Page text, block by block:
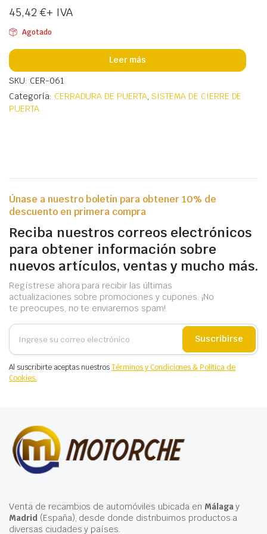
45,42 €+ IVA
Agotado
Leer más
SKU: CER-061
Categoría: CERRADURA DE PUERTA,SISTEMA DE CIERRE DE
PUERTA
Únase a nuestro boletín para obtener 10% de
descuento en primera compra
Reciba nuestros correos electrónicos
para obtener información sobre
nuevos artículos, ventas y mucho más.
Regístrese ahora para recibir las últimas
actualizaciones sobre promociones y cupones. ¡No
te preocupes, no te enviaremos spam!
Suscribirse
Al suscribirte aceptas nuestrosTérminos y Condiciones & Política de
Cookies.
Venta de recambios de automóviles ubicada en Málagay
Madrid(España), desde donde distribuimos productos a
diversas ciudades y países.